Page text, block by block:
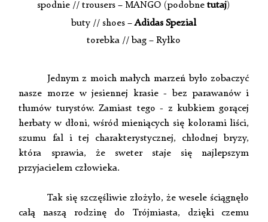
spodnie // trousers – MANGO (podobnetutaj)
buty // shoes –Adidas Spezial
torebka // bag – Ryłko
Jednym z moich małych marzeń było zobaczyć
nasze morze w jesiennej krasie - bez parawanów i
tłumów turystów. Zamiast tego - z kubkiem gorącej
herbaty w dłoni, wśród mieniących się kolorami liści,
szumu fal i tej charakterystycznej, chłodnej bryzy,
która sprawia, że sweter staje się najlepszym
przyjacielem człowieka.
Tak się szczęśliwie złożyło, że wesele ściągnęło
całą naszą rodzinę do Trójmiasta, dzięki czemu